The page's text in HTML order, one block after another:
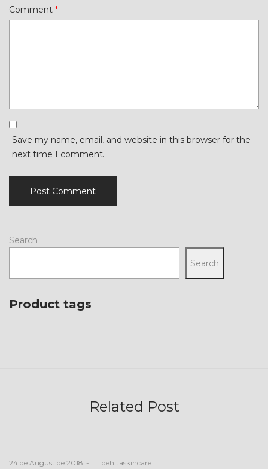
Comment *
Save my name, email, and website in this browser for the
next time I comment.
Search
Search
Product tags
Related Post
Posted
24 de August de 2018 bydehitaskincare